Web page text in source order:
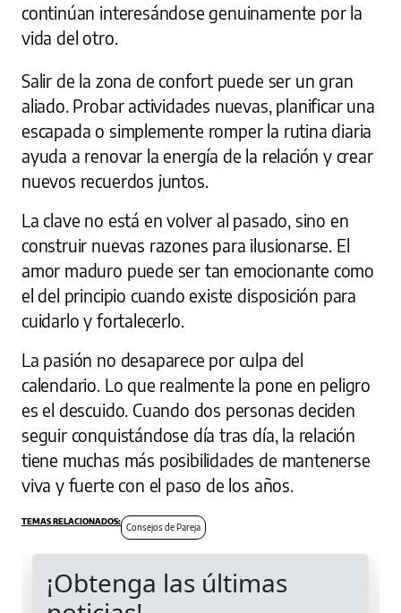
continúan interesándose genuinamente por la
vida del otro.
Salir de la zona de confort puede ser un gran
aliado. Probar actividades nuevas, planificar una
escapada o simplemente romper la rutina diaria
ayuda a renovar la energía de la relación y crear
nuevos recuerdos juntos.
La clave no está en volver al pasado, sino en
construir nuevas razones para ilusionarse. El
amor maduro puede ser tan emocionante como
el del principio cuando existe disposición para
cuidarlo y fortalecerlo.
La pasión no desaparece por culpa del
calendario. Lo que realmente la pone en peligro
es el descuido. Cuando dos personas deciden
seguir conquistándose día tras día, la relación
tiene muchas más posibilidades de mantenerse
viva y fuerte con el paso de los años.
Consejos de Pareja